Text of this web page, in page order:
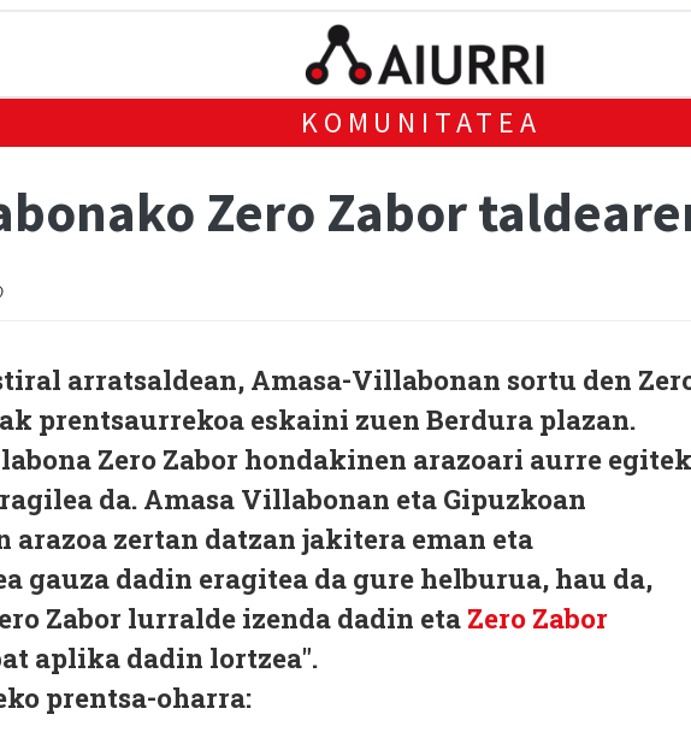
KOMUNITATEA
Zero Zabor
arratsaldean, Amasa-Villabonan sortu den
prentsaurrekoa eskaini zuen Berdura plazan.
Zero Zabor hondakinen arazoari aurre
da. Amasa Villabonan eta Gipuzkoan
arazoa zertan datzan jakitera eman eta
gauza dadin eragitea da gure helburua, hau da,
Zabor lurralde izenda dadin eta Zero Zabor
aplika dadin lortzea".
prentsa-oharra: